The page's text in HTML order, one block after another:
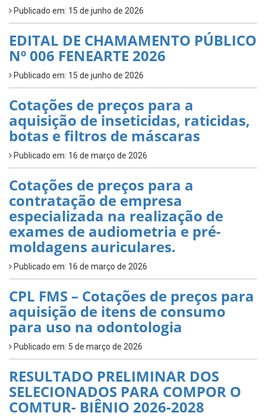
Publicado em: 15 de junho de 2026
EDITAL DE CHAMAMENTO PÚBLICO
Nº 006 FENEARTE 2026
Publicado em: 15 de junho de 2026
Cotações de preços para a
aquisição de inseticidas, raticidas,
botas e filtros de máscaras
Publicado em: 16 de março de 2026
Cotações de preços para a
contratação de empresa
especializada na realização de
exames de audiometria e pré-
moldagens auriculares.
Publicado em: 16 de março de 2026
CPL FMS – Cotações de preços para
aquisição de itens de consumo
para uso na odontologia
Publicado em: 5 de março de 2026
RESULTADO PRELIMINAR DOS
SELECIONADOS PARA COMPOR O
COMTUR- BIÊNIO 2026-2028